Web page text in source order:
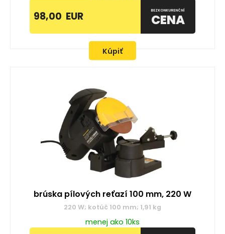
98,00 EUR BEZKONKURENČNÍ
CENA
Kúpiť
brúska pílových reťazí 100 mm, 220 W
220 W; kotúč 100 mm; 1,91 kg
menej ako 10ks